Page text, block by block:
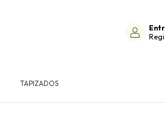
TAPIZADOS